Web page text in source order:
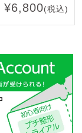
¥6,800(税込)